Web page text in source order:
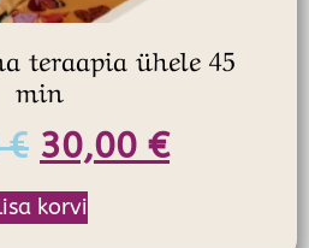
teraapia ühele 45
min
€ 30,00 €
korvi